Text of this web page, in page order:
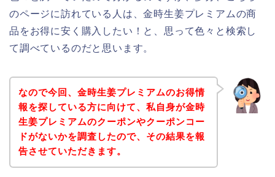
のページに訪れている人は、金時生姜プレミアムの商
品をお得に安く購入したい！と、思って色々と検索し
て調べているのだと思います。
なので今回、金時生姜プレミアムのお得情
報を探している方に向けて、私自身が金時
生姜プレミアムのクーポンやクーポンコー
ドがないかを調査したので、その結果を報
告させていただきます。